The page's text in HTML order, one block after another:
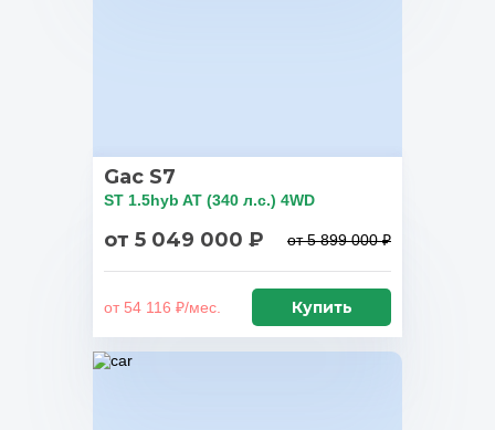
Gac S7
ST 1.5hyb AT (340 л.с.) 4WD
от 5 049 000 ₽ от 5 899 000 ₽
от 54 116 ₽/мес. Купить